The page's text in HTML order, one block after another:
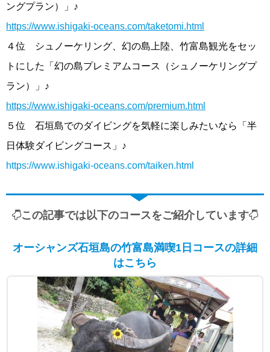
ングプラン）」♪
https://www.ishigaki-oceans.com/taketomi.html
４位 シュノーケリング、幻の島上陸、竹富島観光をセッ
トにした「幻の島プレミアムコース（シュノーケリングプ
ラン）」♪
https://www.ishigaki-oceans.com/premium.html
５位 石垣島でのダイビングを気軽に楽しみたいなら「半
日体験ダイビングコース」♪
https://www.ishigaki-oceans.com/taiken.html
この記事では以下のコースをご紹介しています
オーシャンズ石垣島の竹富島満喫1日コースの詳細
はこちら